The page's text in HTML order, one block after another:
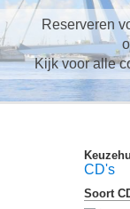
Reserveren
Kijk voor alle
CD's
Soort